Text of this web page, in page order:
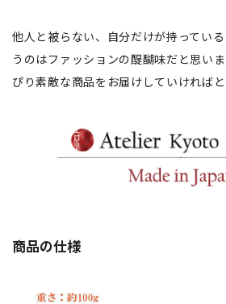
他人と被らない、自分だけが持ってい
うのはファッションの醍醐味だと思い
ぴり素敵な商品をお届けしていければと
商品の仕様